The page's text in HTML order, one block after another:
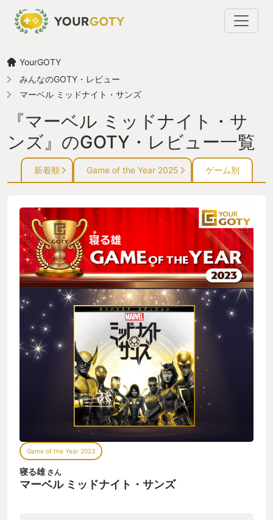
YourGOTY
みんなのGOTY・レビュー
マーベル ミッドナイト・サンズ
『マーベル ミッドナイト・サ
ンズ』のGOTY・レビュー一覧
新着順 Game of the Year 2025 ゲーム別
Game of the Year 2023
寝る雄さん
マーベル ミッドナイト・サンズ